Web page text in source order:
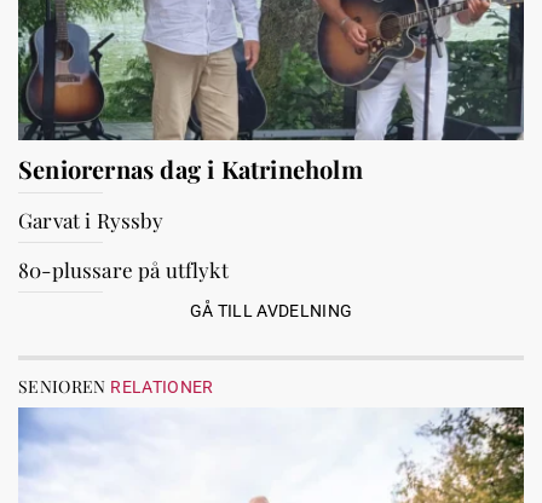
Seniorernas dag i Katrineholm
Garvat i Ryssby
80-plussare på utflykt
GÅ TILL AVDELNING
SENIOREN RELATIONER